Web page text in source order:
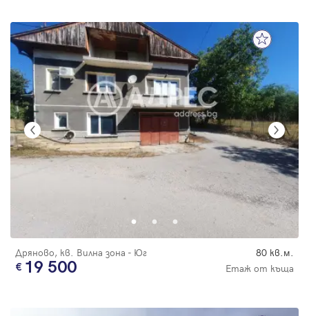
Дряново, кв. Вилна зона - Юг 80 кв.м.
19 500 Етаж от къща